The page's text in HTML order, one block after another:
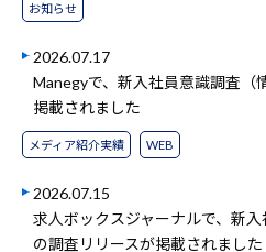
お知らせ
2026.07.17
Manegyで、新入社員意識調査（
掲載されました
メディア紹介実績 WEB
2026.07.15
求人ボックスジャーナルで、新入
の調査リリースが掲載されました